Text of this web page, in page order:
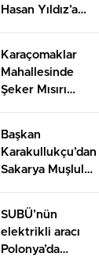
Hasan Yıldız’a
Karaçomaklar
Mahallesinde
Şeker Mısırı
Başkan
Karakullukçu’dan
Sakarya Muşlular
ziyaret
SUBÜ’nün
elektrikli aracı
Polonya’da